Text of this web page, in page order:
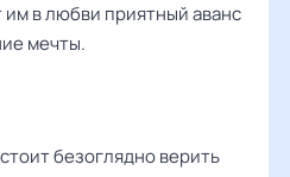
им в любви приятный аванс
мечты.
безоглядно верить